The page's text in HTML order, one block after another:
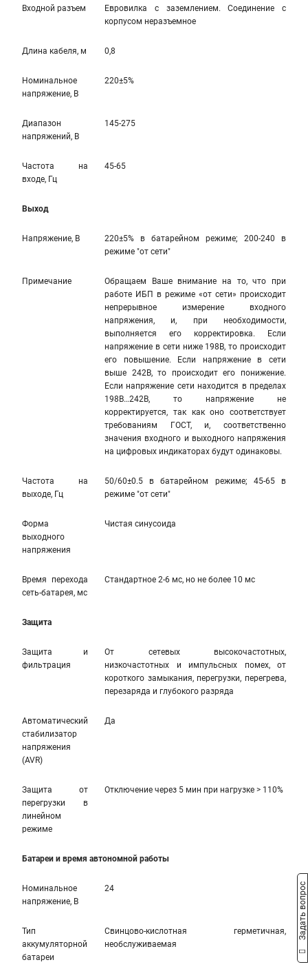
Входной разъем
Евровилка с заземлением. Соединение с
корпусом неразъемное
Длина кабеля, м 0,8
Номинальное
напряжение, В
220±5%
Диапазон
напряжений, В
145-275
Частота на
входе, Гц
45-65
Выход
Напряжение, В
220±5% в батарейном режиме; 200-240 в
режиме "от сети"
Примечание
Обращаем Ваше внимание на то, что при
работе ИБП в режиме «от сети» происходит
непрерывное измерение входного
напряжения, и, при необходимости,
выполняется его корректировка. Если
напряжение в сети ниже 198В, то происходит
его повышение. Если напряжение в сети
выше 242В, то происходит его понижение.
Если напряжение сети находится в пределах
198В…242В, то напряжение не
корректируется, так как оно соответствует
требованиям ГОСТ, и, соответственно
значения входного и выходного напряжения
на цифровых индикаторах будут одинаковы.
Частота на
выходе, Гц
50/60±0.5 в батарейном режиме; 45-65 в
режиме "от сети"
Форма
выходного
напряжения
Чистая синусоида
Время перехода
сеть-батарея, мс
Стандартное 2-6 мс, но не более 10 мс
Защита
Защита и
фильтрация
От сетевых высокочастотных,
низкочастотных и импульсных помех, от
короткого замыкания, перегрузки, перегрева,
перезаряда и глубокого разряда
Автоматический
стабилизатор
напряжения
(AVR)
Да
Защита от
перегрузки в
линейном
режиме
Отключение через 5 мин при нагрузке > 110%
Батареи и время автономной работы
Номинальное
напряжение, В
24
Тип
аккумуляторной
батареи
Свинцово-кислотная герметичная,
необслуживаемая
Задать вопрос